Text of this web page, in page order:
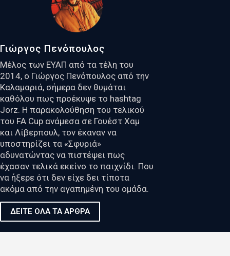
Γιώργος Πενόπουλος
Μέλος των ΕΥΑΠ από τα τέλη του
2014, ο Γιώργος Πενόπουλος από την
Καλαμαριά, σήμερα δεν θυμάται
καθόλου πως προέκυψε το hashtag
Jorz. Η παρακολούθηση του τελικού
του FA Cup ανάμεσα σε Γουέστ Χαμ
και Λίβερπουλ, τον έκαναν να
υποστηρίζει τα «Σφυριά»
αδυνατώντας να πιστέψει πως
έχασαν τελικά εκείνο το παιχνίδι. Που
να ήξερε ότι δεν είχε δει τίποτα
ακόμα από την αγαπημένη του ομάδα.
ΔΕΙΤΕ ΟΛΑ ΤΑ ΑΡΘΡΑ